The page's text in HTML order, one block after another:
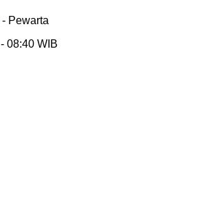
- Pewarta
- 08:40 WIB